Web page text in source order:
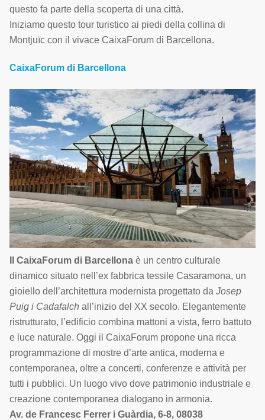
questo fa parte della scoperta di una città.
Iniziamo questo tour turistico ai piedi della collina di
Montjuïc con il vivace CaixaForum di Barcellona.
CaixaForum di Barcellona
Il CaixaForum di Barcellona è un centro culturale
dinamico situato nell’ex fabbrica tessile Casaramona, un
gioiello dell’architettura modernista progettato da Josep
Puig i Cadafalch all’inizio del XX secolo. Elegantemente
ristrutturato, l’edificio combina mattoni a vista, ferro battuto
e luce naturale. Oggi il CaixaForum propone una ricca
programmazione di mostre d’arte antica, moderna e
contemporanea, oltre a concerti, conferenze e attività per
tutti i pubblici. Un luogo vivo dove patrimonio industriale e
creazione contemporanea dialogano in armonia.
Av. de Francesc Ferrer i Guàrdia, 6-8, 08038